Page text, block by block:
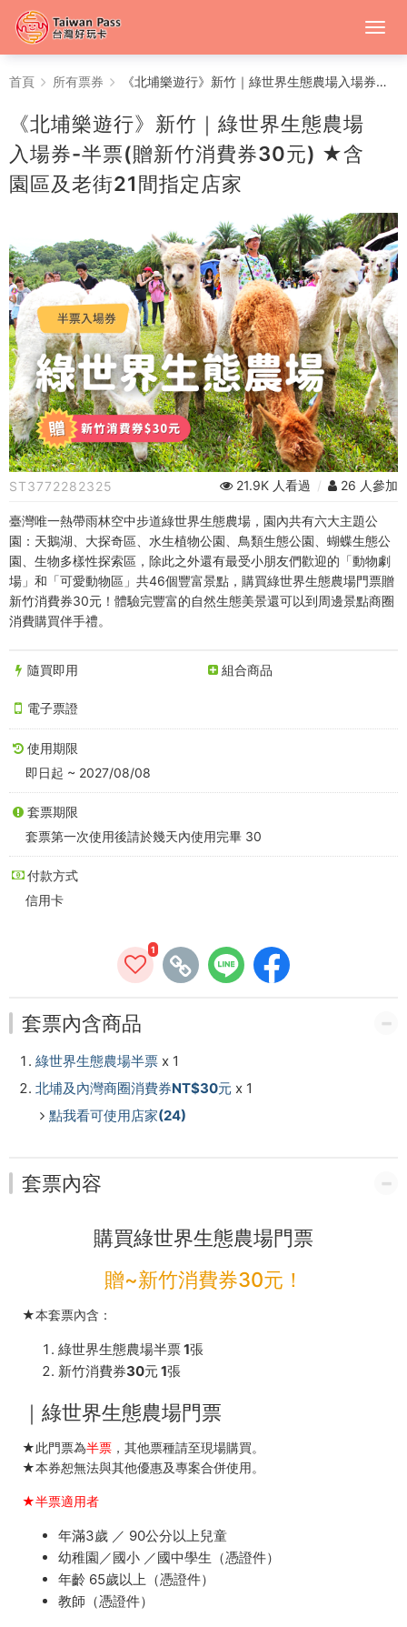
《北
埔
樂
遊
行》
新
竹
｜
綠
世
界
生
態
農
場
入
場
券-
半
票
(贈
新
竹
消
30
元)
★
區
21
指
定
店
家
首頁 所有票券 《北埔樂遊行》新竹｜綠世界生態農場入場券-半票(贈新竹消費券30元) ★含園區及老街21間指定店家
《北埔樂遊行》新竹｜綠世界生態農場
入場券-半票(贈新竹消費券30元) ★含
園區及老街21間指定店家
ST3772282325 21.9K 人看過 / 26 人參加
臺灣唯一熱帶雨林空中步道綠世界生態農場，園內共有六大主題公
園：天鵝湖、大探奇區、水生植物公園、鳥類生態公園、蝴蝶生態公
園、生物多樣性探索區，除此之外還有最受小朋友們歡迎的「動物劇
場」和「可愛動物區」共46個豐富景點，購買綠世界生態農場門票贈
新竹消費券30元！體驗完豐富的自然生態美景還可以到周邊景點商圈
消費購買伴手禮。
隨買即用 組合商品
電子票證
使用期限
即日起 ~ 2027/08/08
套票期限
套票第一次使用後請於幾天內使用完畢 30
付款方式
信用卡
1
套票內含商品
綠世界生態農場半票 x 1
北埔及內灣商圈消費券NT$30元 x 1
點我看可使用店家(24)
套票內容
購買綠世界生態農場門票
贈~新竹消費券30元！
★本套票內含：
綠世界生態農場半票 1張
新竹消費券30元 1張
｜綠世界生態農場門票
★此門票為半票 ，其他票種請至現場購買。
★本券恕無法與其他優惠及專案合併使用。
★半票適用者
年滿3歲 ／ 90公分以上兒童
幼稚園／國小 ／國中學生（憑證件）
年齡 65歲以上（憑證件）
教師（憑證件）